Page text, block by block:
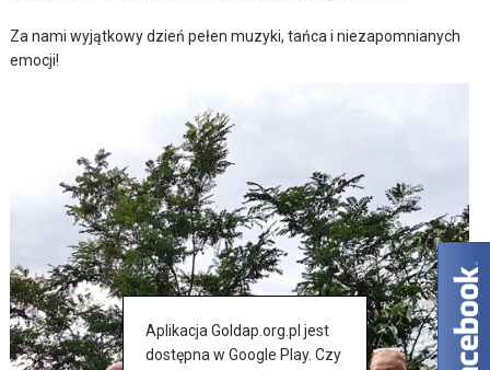
Za nami wyjątkowy dzień pełen muzyki, tańca i niezapomnianych
emocji!
Aplikacja Goldap.org.pl jest
dostępna w Google Play. Czy